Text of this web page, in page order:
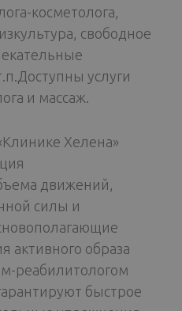
косметолога,
свободное
услуги
и массаж.
Хелена»
движений,
силы и
активного образа
реабилитологом
быстрое